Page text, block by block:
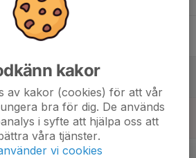
matta
v.34
kakor
av kakor (cookies) för att vår
bra för dig. De används
i syfte att hjälpa oss att
våra tjänster.
vi cookies